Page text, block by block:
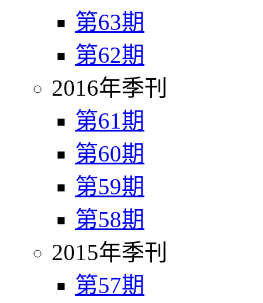
第63期
第62期
2016年季刊
第61期
第60期
第59期
第58期
2015年季刊
第57期